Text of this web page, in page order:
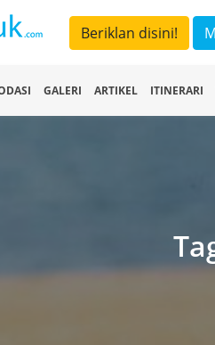
Beriklan disini!
GALERI ARTIKEL ITINERARI